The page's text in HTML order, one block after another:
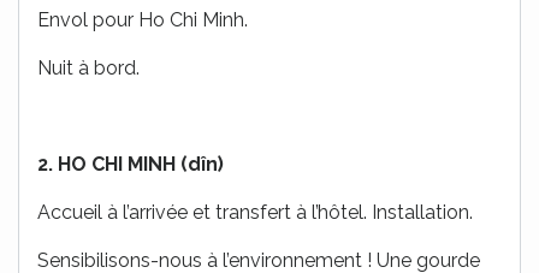
Envol pour Ho Chi Minh.
Nuit à bord.
2. HO CHI MINH (dîn)
Accueil à l’arrivée et transfert à l’hôtel. Installation.
Sensibilisons-nous à l’environnement ! Une gourde